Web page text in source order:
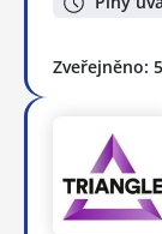
Zveřejněno: